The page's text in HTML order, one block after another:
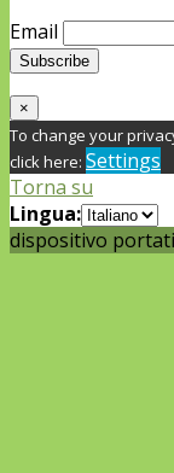
Email
×
To change your
click here: Settings
Torna su
Lingua:
dispositivo